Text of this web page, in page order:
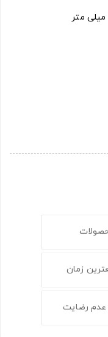
زمان
رضایت